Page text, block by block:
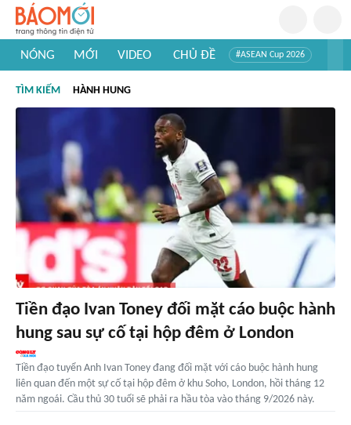
NÓNG MỚI VIDEO CHỦ ĐỀ #ASEAN Cup 2026
#Khám phá thế giới
TÌM KIẾM HÀNH HUNG
Tiền đạo Ivan Toney đối mặt cáo buộc hành
hung sau sự cố tại hộp đêm ở London
Tiền đạo tuyển Anh Ivan Toney đang đối mặt với cáo buộc hành hung
liên quan đến một sự cố tại hộp đêm ở khu Soho, London, hồi tháng 12
năm ngoái. Cầu thủ 30 tuổi sẽ phải ra hầu tòa vào tháng 9/2026 này.